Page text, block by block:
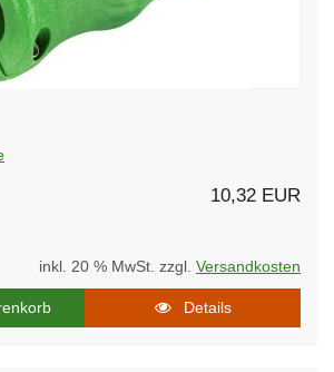
10,32 EUR
inkl. 20 % MwSt. zzgl. Versandkosten
Details